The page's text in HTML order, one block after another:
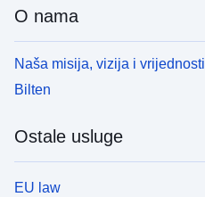
O nama
Naša misija, vizija i vrijednosti
Bilten
Ostale usluge
EU law